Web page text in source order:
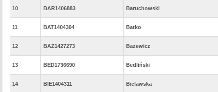
10 BAR1406883 Baruchowski
11 BAT1404304 Batko
12 BAZ1427273 Bazewicz
13 BED1736690 Bedliński
14 BIE1404311 Bielawska